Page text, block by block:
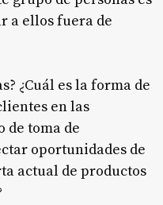
a ellos fuera de
¿Cuál es la forma de
en las
de toma de
oportunidades de
actual de productos